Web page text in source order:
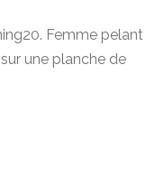
Femme pelant
une planche de